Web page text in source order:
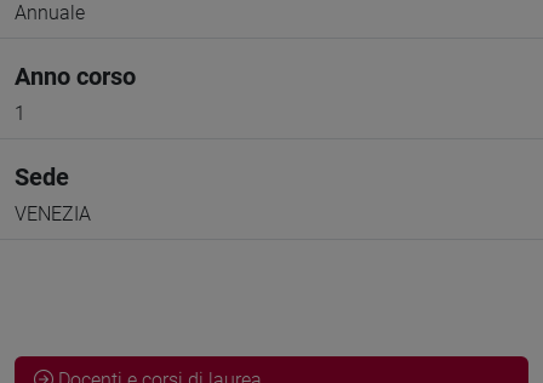
Annuale
Anno corso
1
Sede
VENEZIA